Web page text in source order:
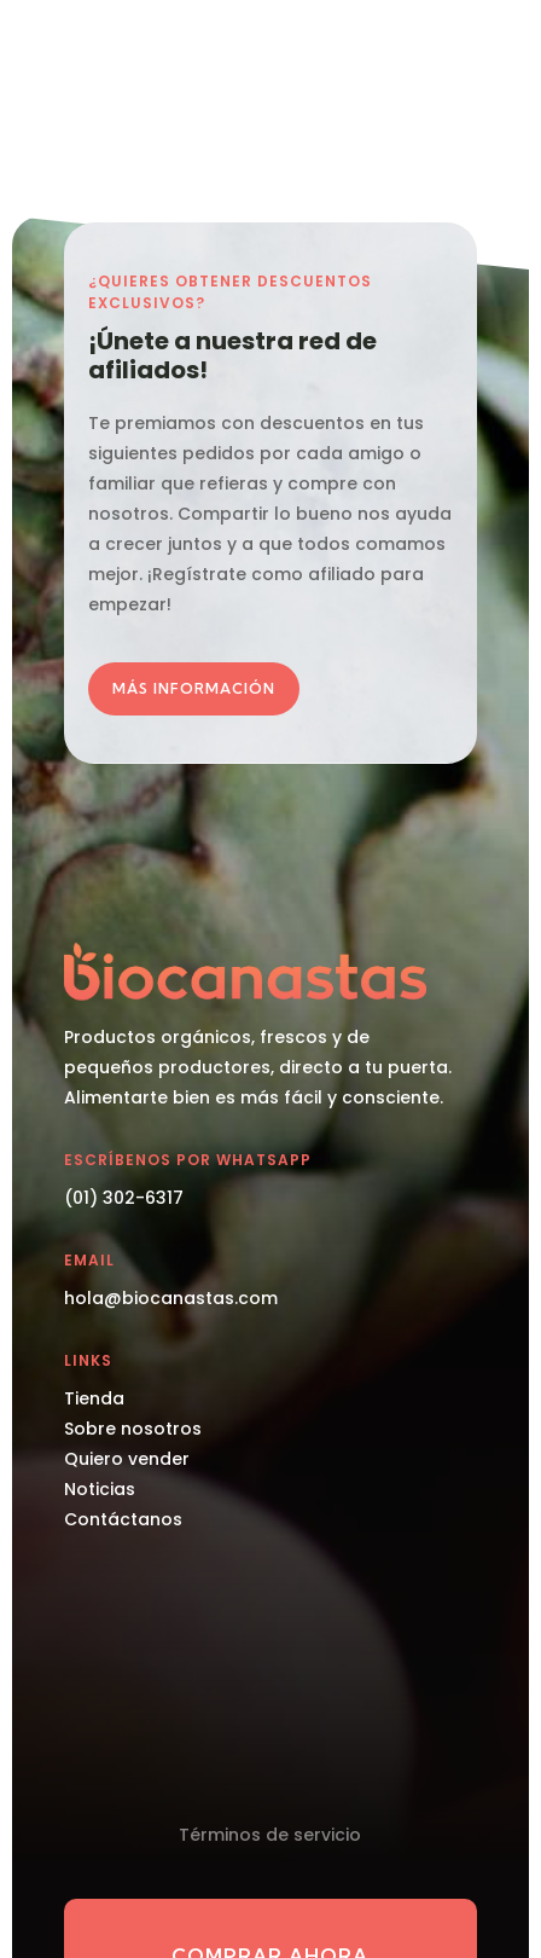
¿QUIERES OBTENER DESCUENTOS
EXCLUSIVOS?
¡Únete a nuestra red de
afiliados!
Te premiamos con descuentos en tus
siguientes pedidos por cada amigo o
familiar que refieras y compre con
nosotros. Compartir lo bueno nos ayuda
a crecer juntos y a que todos comamos
mejor. ¡Regístrate como afiliado para
empezar!
MÁS INFORMACIÓN
Productos orgánicos, frescos y de
pequeños productores, directo a tu puerta.
Alimentarte bien es más fácil y consciente.
ESCRÍBENOS POR WHATSAPP
(01) 302-6317
EMAIL
hola@biocanastas.com
LINKS
Tienda
Sobre nosotros
Quiero vender
Noticias
Contáctanos
Términos de servicio